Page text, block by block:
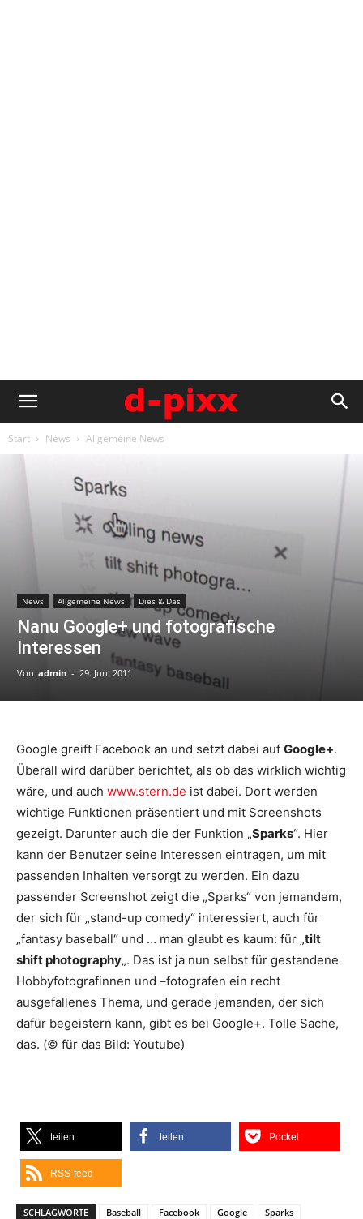
Start News Allgemeine News
News Allgemeine News Dies & Das
Nanu Google+ und fotografische
Interessen
Von admin - 29. Juni 2011
Google greift Facebook an und setzt dabei auf Google+.
Überall wird darüber berichtet, als ob das wirklich wichtig
wäre, und auch www.stern.de ist dabei. Dort werden
wichtige Funktionen präsentiert und mit Screenshots
gezeigt. Darunter auch die der Funktion „Sparks“. Hier
kann der Benutzer seine Interessen eintragen, um mit
passenden Inhalten versorgt zu werden. Ein dazu
passender Screenshot zeigt die „Sparks“ von jemandem,
der sich für „stand-up comedy“ interessiert, auch für
„fantasy baseball“ und … man glaubt es kaum: für „tilt
shift photography„. Das ist ja nun selbst für gestandene
Hobbyfotografinnen und –fotografen ein recht
ausgefallenes Thema, und gerade jemanden, der sich
dafür begeistern kann, gibt es bei Google+. Tolle Sache,
das. (© für das Bild: Youtube)
teilen teilen Pocket
RSS-feed
SCHLAGWORTE Baseball Facebook Google
Sparks